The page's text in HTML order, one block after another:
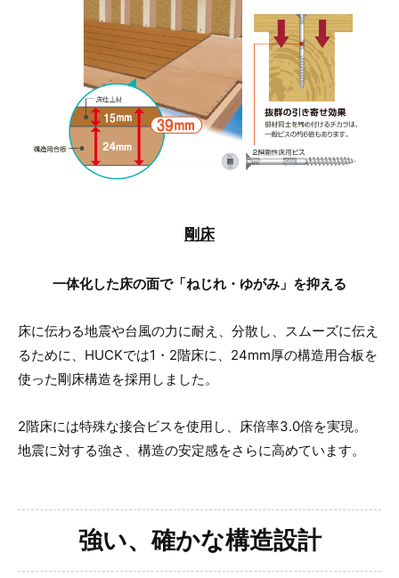
剛床
一体化した床の面で「ねじれ・ゆがみ」を抑える
床に伝わる地震や台風の力に耐え、分散し、スムーズに伝え
るために、HUCKでは1・2階床に、24mm厚の構造用合板を
使った剛床構造を採用しました。
2階床には特殊な接合ビスを使用し、床倍率3.0倍を実現。
地震に対する強さ、構造の安定感をさらに高めています。
強い、確かな構造設計